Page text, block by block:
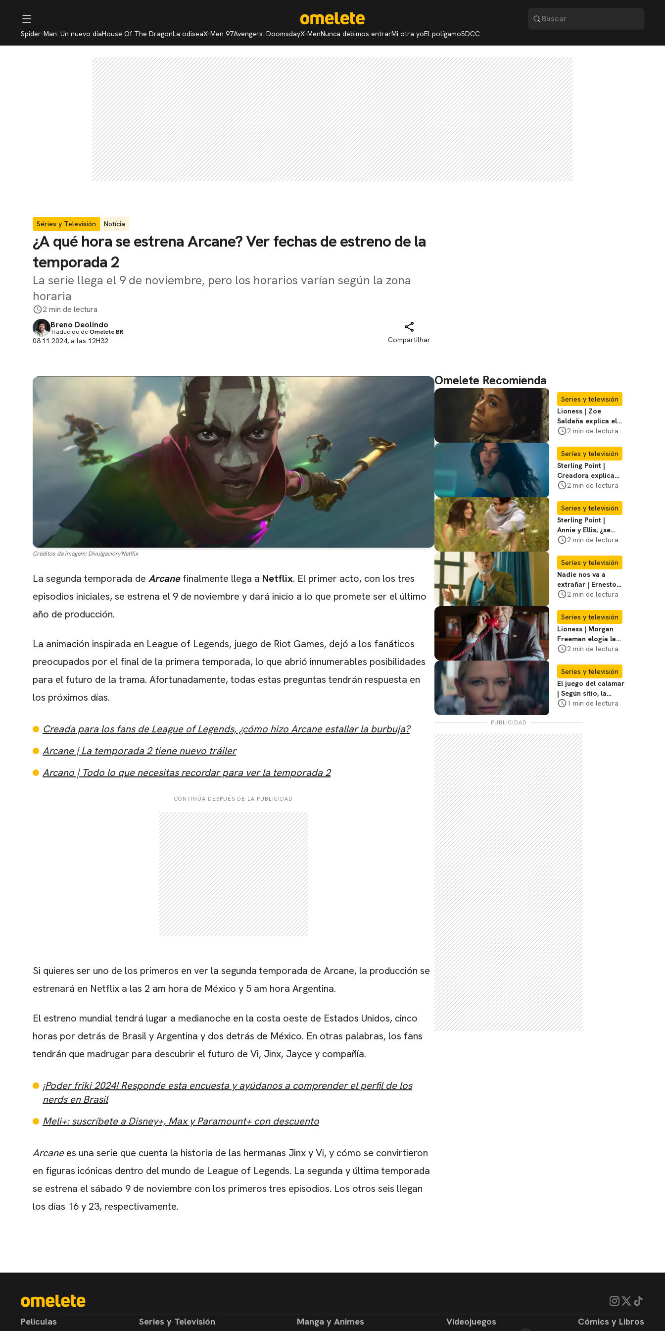
Spider-Man: Un nuevo díaHouse Of The DragonLa odiseaX-Men 97Avengers: DoomsdayX-MenNunca debimos entrarMi otra yoEl polígamoSDCC
Séries y Televisión Notícia
¿A qué hora se estrena Arcane? Ver fechas de estreno de la
temporada 2
La serie llega el 9 de noviembre, pero los horarios varían según la zona
horaria
2 min de lectura
Breno Deolindo
Traducido deOmelete BR
08.11.2024, a las 12H32. Compartilhar
Créditos da imagem: Divulgación/Netflix
La segunda temporada de Arcanefinalmente llega a Netflix. El primer acto, con los tres
episodios iniciales, se estrena el 9 de noviembre y dará inicio a lo que promete ser el último
año de producción.
La animación inspirada en League of Legends, juego de Riot Games, dejó a los fanáticos
preocupados por el final de la primera temporada, lo que abrió innumerables posibilidades
para el futuro de la trama. Afortunadamente, todas estas preguntas tendrán respuesta en
los próximos días.
Creada para los fans de League of Legends, ¿cómo hizo Arcane estallar la burbuja?
Arcane | La temporada 2 tiene nuevo tráiler
Arcano | Todo lo que necesitas recordar para ver la temporada 2
CONTINÚA DESPUÉS DE LA PUBLICIDAD
Si quieres ser uno de los primeros en ver la segunda temporada de Arcane, la producción se
estrenará en Netflix a las 2 am hora de México y 5 am hora Argentina.
El estreno mundial tendrá lugar a medianoche en la costa oeste de Estados Unidos, cinco
horas por detrás de Brasil y Argentina y dos detrás de México. En otras palabras, los fans
tendrán que madrugar para descubrir el futuro de Vi, Jinx, Jayce y compañía.
¡Poder friki 2024! Responde esta encuesta y ayúdanos a comprender el perfil de los
nerds en Brasil
Meli+: suscríbete a Disney+, Max y Paramount+ con descuento
Arcane es una serie que cuenta la historia de las hermanas Jinx y Vi, y cómo se convirtieron
en figuras icónicas dentro del mundo de League of Legends. La segunda y última temporada
se estrena el sábado 9 de noviembre con los primeros tres episodios. Los otros seis llegan
los días 16 y 23, respectivamente.
Omelete Recomienda
Series y televisión
Lioness | Zoe
Saldaña explica el
violento secuestro
temporada 3
2 min de lectura
Series y televisión
Sterling Point |
Creadora explica
momentos clave del
2 min de lectura
Series y televisión
Sterling Point |
Annie y Ellis, ¿se
quedan juntos o
2 min de lectura
Series y televisión
Nadie nos va a
extrañar | Ernesto
Laguardia habla
2
2 min de lectura
Series y televisión
Lioness | Morgan
Freeman elogia la
escritura de Taylor
coraje"
2 min de lectura
Series y televisión
El juego del calamar
| Según sitio, la
versión de David
debería suceder
1 min de lectura
PUBLICIDAD
CARREGANDO PUBLICIDADE
Peliculas Series y Televisión Manga y Animes Videojuegos Cómics y Libros